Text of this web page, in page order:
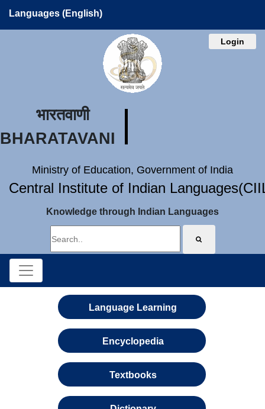
Languages (English)
Login
भारतवाणी
BHARATAVANI
Ministry of Education, Government of India
Central Institute of Indian
Knowledge through Indian Languages
Language Learning
Encyclopedia
Textbooks